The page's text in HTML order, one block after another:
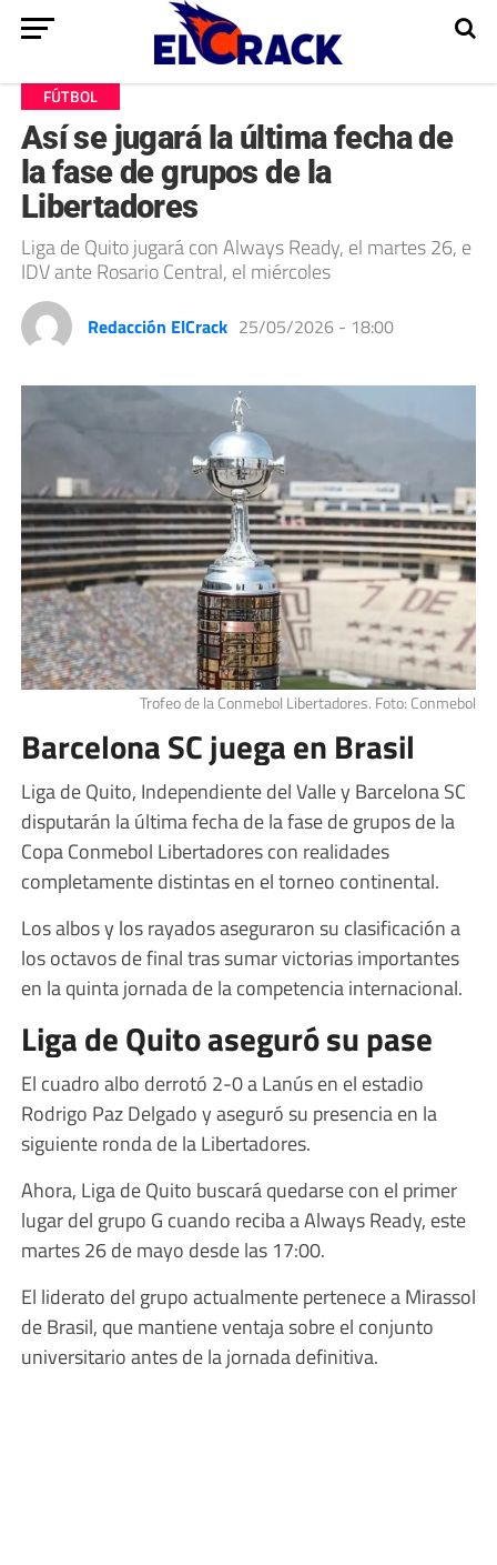
FÚTBOL
Así se jugará la última fecha de
la fase de grupos de la
Libertadores
Liga de Quito jugará con Always Ready, el martes 26, e
IDV ante Rosario Central, el miércoles
Redacción ElCrack 25/05/2026 - 18:00
Trofeo de la Conmebol Libertadores. Foto: Conmebol
Barcelona SC juega en Brasil
Liga de Quito, Independiente del Valle y Barcelona SC
disputarán la última fecha de la fase de grupos de la
Copa Conmebol Libertadores con realidades
completamente distintas en el torneo continental.
Los albos y los rayados aseguraron su clasificación a
los octavos de final tras sumar victorias importantes
en la quinta jornada de la competencia internacional.
Liga de Quito aseguró su pase
El cuadro albo derrotó 2-0 a Lanús en el estadio
Rodrigo Paz Delgado y aseguró su presencia en la
siguiente ronda de la Libertadores.
Ahora, Liga de Quito buscará quedarse con el primer
lugar del grupo G cuando reciba a Always Ready, este
martes 26 de mayo desde las 17:00.
El liderato del grupo actualmente pertenece a Mirassol
de Brasil, que mantiene ventaja sobre el conjunto
universitario antes de la jornada definitiva.